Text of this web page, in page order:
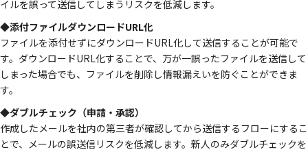
イルを誤って送信してしまうリスクを低減します。
◆添付ファイルダウンロードURL化
ファイルを添付せずにダウンロードURL化して送信することが可能で
す。ダウンロードURL化することで、万が一誤ったファイルを送信して
しまった場合でも、ファイルを削除し情報漏えいを防ぐことができま
す。
◆ダブルチェック（申請・承認）
作成したメールを社内の第三者が確認してから送信するフローにするこ
とで、メールの誤送信リスクを低減します。新人のみダブルチェックを